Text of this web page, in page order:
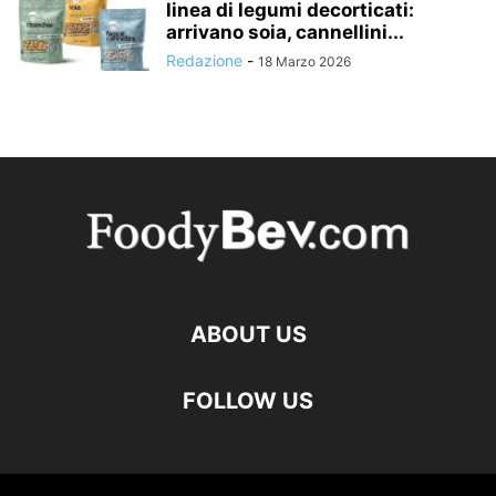
linea di legumi decorticati:
arrivano soia, cannellini...
Redazione - 18 Marzo 2026
ABOUT US
FOLLOW US